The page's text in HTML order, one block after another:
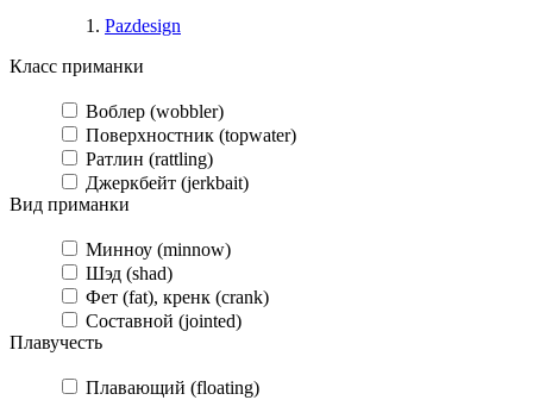
Pazdesign
Класс приманки
Воблер (wobbler)
Поверхностник (topwater)
Ратлин (rattling)
Джеркбейт (jerkbait)
Вид приманки
Минноу (minnow)
Шэд (shad)
Фет (fat), кренк (crank)
Составной (jointed)
Плавучесть
Плавающий (floating)